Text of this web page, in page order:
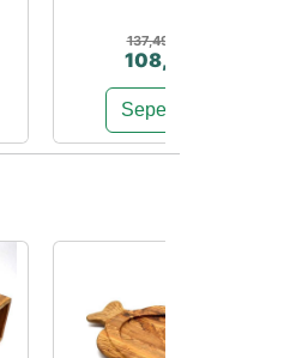
137,49 TL
108,33 TL
Sepete Ekle